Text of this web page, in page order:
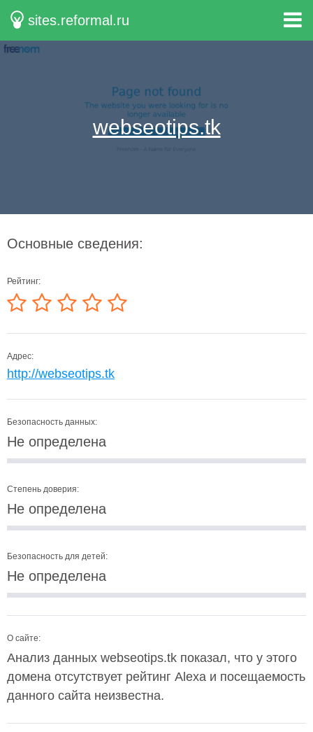
sites.reformal.ru
webseotips.tk
Основные сведения:
Рейтинг:
Адрес:
http://webseotips.tk
Безопасность данных:
Не определена
Степень доверия:
Не определена
Безопасность для детей:
Не определена
О сайте:
Анализ данных webseotips.tk показал, что у этого
домена отсутствует рейтинг Alexa и посещаемость
данного сайта неизвестна.